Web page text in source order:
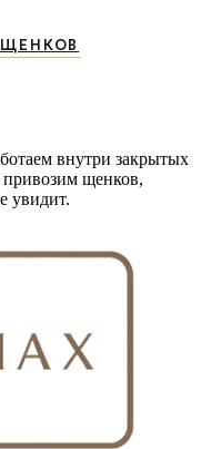
внутри закрытых
щенков,
увидит.